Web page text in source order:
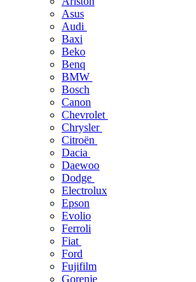
Asus
Audi
Baxi
Beko
Benq
BMW
Bosch
Canon
Chevrolet
Chrysler
Citroën
Dacia
Daewoo
Dodge
Electrolux
Epson
Evolio
Ferroli
Fiat
Ford
Fujifilm
Gorenje